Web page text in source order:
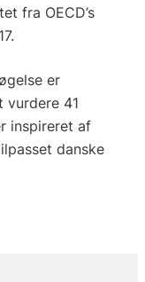
fra OECD’s
er
vurdere 41
inspireret af
danske